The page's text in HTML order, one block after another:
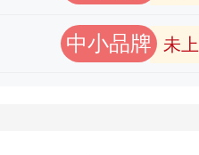
中小品牌 未